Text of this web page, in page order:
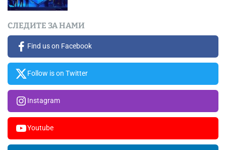
СЛЕДИТЕ ЗА НАМИ
Find us on Facebook
Follow is on Twitter
Instagram
Youtube